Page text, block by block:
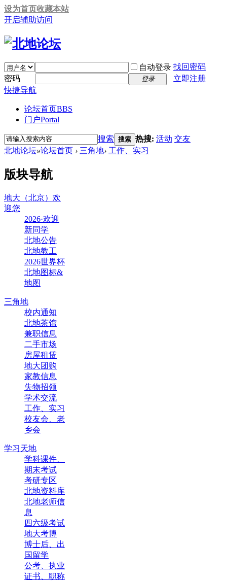
设为首页收藏本站
开启辅助访问
自动登录 找回密码
密码
登录
立即注册
快捷导航
论坛首页BBS
门户Portal
搜索 搜索 热搜: 活动 交友
北地论坛»论坛首页 › 三角地› 工作、实习
版块导航
地大（北京）欢
迎您
2026·欢迎
新同学
北地公告
北地教工
2026世界杯
北地图标&
地图
三角地
校内通知
北地茶馆
兼职信息
二手市场
房屋租赁
地大团购
家教信息
失物招领
学术交流
工作、实习
校友会、老
乡会
学习天地
学科课件、
期末考试
考研专区
北地资料库
北地老师信
息
四六级考试
地大考博
博士后、出
国留学
公考、执业
证书、职称